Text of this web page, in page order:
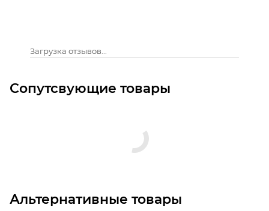
Загрузка отзывов...
Сопутсвующие товары
Альтернативные товары